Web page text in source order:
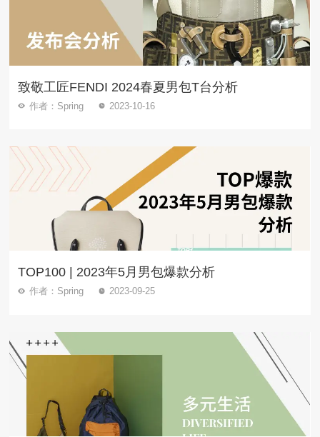
致敬工匠FENDI 2024春夏男包T台分析
作者：Spring 2023-10-16
TOP100 | 2023年5月男包爆款分析
作者：Spring 2023-09-25